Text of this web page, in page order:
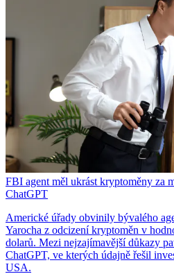
FBI agent měl ukrást kryptoměny za
ChatGPT
Americké úřady obvinily bývalého
Yarocha z odcizení kryptoměn v
dolarů. Mezi nejzajímavější důkazy
ChatGPT, ve kterých údajně řešil
USA.